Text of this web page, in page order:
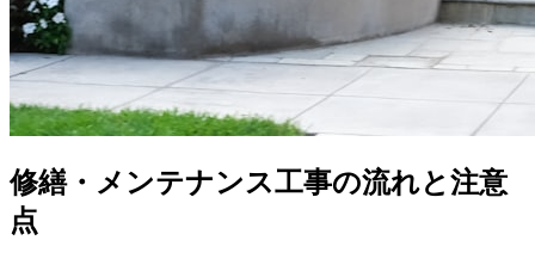
修繕・メンテナンス工事の流れと注意
点